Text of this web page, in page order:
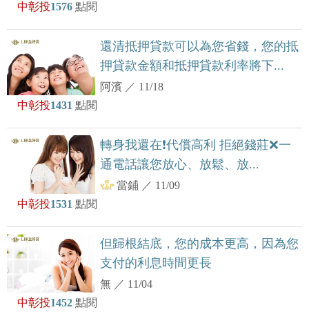
中彰投1576 點閱
還清抵押貸款可以為您省錢，您的抵
押貸款金額和抵押貸款利率將下...
阿濱 ／ 11/18
中彰投1431 點閱
轉身我還在❗️代償高利 拒絕錢莊❌一
通電話讓您放心、放鬆、放...
當鋪 ／ 11/09
中彰投1531 點閱
但歸根結底，您的成本更高，因為您
支付的利息時間更長
無 ／ 11/04
中彰投1452 點閱